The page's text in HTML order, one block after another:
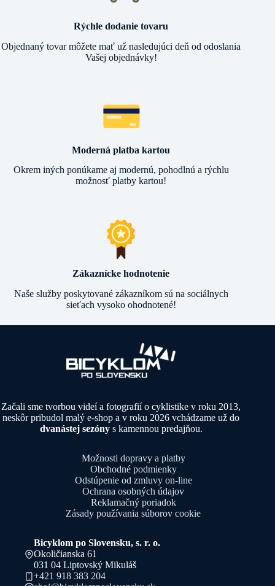
Rýchle dodanie tovaru
Objednaný tovar môžete mať už nasledujúci deň od odoslania
Vašej objednávky!
Moderná platba kartou
Okrem iných ponúkame aj modernú, pohodlnú a rýchlu
možnosť platby kartou!
Zákaznícke hodnotenie
Naše služby poskytované zákazníkom sú na sociálnych
sieťach vysoko ohodnotené!
Začali sme tvorbou videí a fotografií o cyklistike v roku 2013,
neskôr pribudol malý e-shop a v roku 2026 vchádzame už do
dvanástej sezónys kamennou predajňou.
Možnosti dopravy a platby
Obchodné podmienky
Odstúpenie od zmluvy on-line
Ochrana osobných údajov
Reklamačný poriadok
Zásady používania súborov cookie
Bicyklom po Slovensku, s. r. o.
Okoličianska 61
031 04 Liptovský Mikuláš
+421 918 383 204